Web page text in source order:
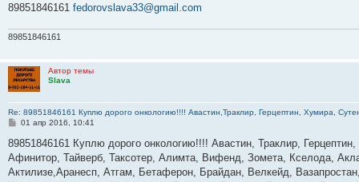
89851846161 fedorovslava33@gmail.com
89851846161
Автор темы
Slava
Re: 89851846161 Куплю дорого онкологию!!!! Авастин,Траклир, Герцептин, Хумира,
С
о
щ
е
01 апр 2016, 10:41
89851846161 Куплю дорого онкологию!!!! Авастин, Траклир,
Афинитор, Тайверб, Таксотер, Алимта, Вифенд, Зомета, Кселода,
Актилизе,Аранесп, Атгам, Бетаферон, Брайдан, Велкейд,